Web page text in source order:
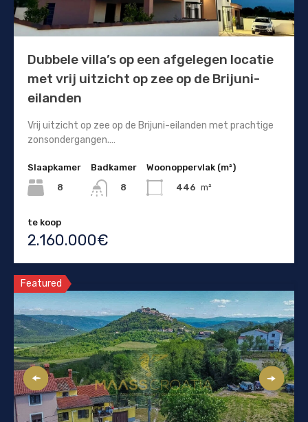
Dubbele villa’s op een afgelegen locatie
met vrij uitzicht op zee op de Brijuni-
eilanden
Vrij uitzicht op zee op de Brijuni-eilanden met prachtige
zonsondergangen.…
Slaapkamer
8
Badkamer
8
Woonoppervlak (m²)
446 m²
te koop
2.160.000€
Featured